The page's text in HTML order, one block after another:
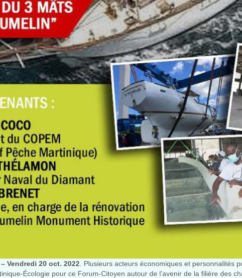
Vendredi 20 oct. 2022 . Plusieurs acteurs économiques et personnalités
Écologie pour ce Forum-Citoyen autour de l’avenir de la filière des